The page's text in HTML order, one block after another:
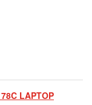
LAPTOP